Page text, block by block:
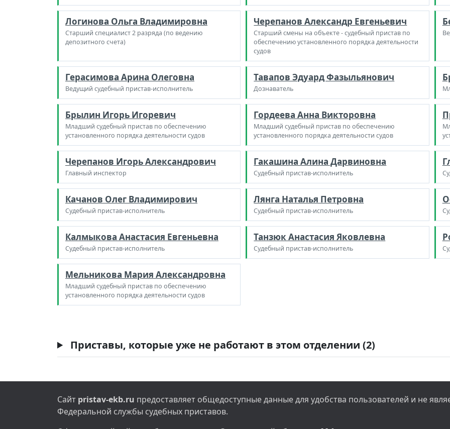
Логинова Ольга Владимировна
Старший специалист 2 разряда (по ведению
депозитного счета)
Черепанов Александр Евгеньевич
Старший смены на объекте - судебный пристав по
обеспечению установленного порядка деятельности
судов
Герасимова Арина Олеговна
Ведущий судебный пристав-исполнитель
Тавапов Эдуард Фазыльянович
Дознаватель
Брылин Игорь Игоревич
Младший судебный пристав по обеспечению
установленного порядка деятельности судов
Гордеева Анна Викторовна
Младший судебный пристав по обеспечению
установленного порядка деятельности судов
Черепанов Игорь Александрович
Главный инспектор
Гакашина Алина Дарвиновна
Судебный пристав-исполнитель
Качанов Олег Владимирович
Судебный пристав-исполнитель
Лянга Наталья Петровна
Судебный пристав-исполнитель
Калмыкова Анастасия Евгеньевна
Судебный пристав-исполнитель
Танзюк Анастасия Яковлевна
Судебный пристав-исполнитель
Мельникова Мария Александровна
Младший судебный пристав по обеспечению
установленного порядка деятельности судов
Приставы, которые уже не работают в этом отделении (2)
Сайт pristav-ekb.ru предоставляет общедоступные данные для удобства пользователей и не
Федеральной службы судебных приставов.